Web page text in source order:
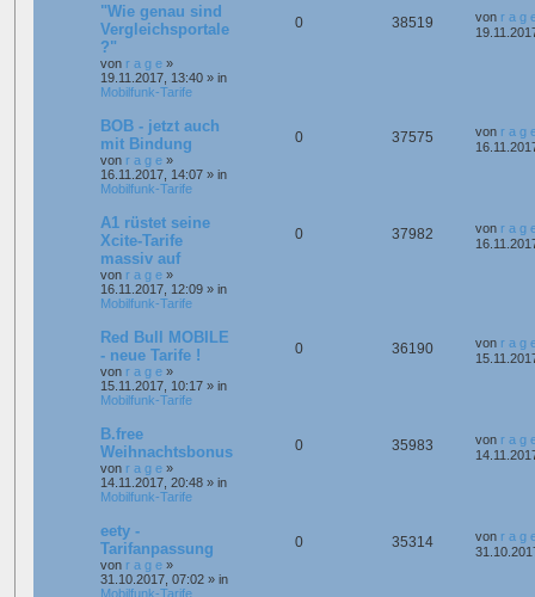
"Wie genau sind
Vergleichsportale
?"
von r a g e »
19.11.2017, 13:40 » in
Mobilfunk-Tarife
0 38519 von r a g
BOB - jetzt auch
mit Bindung
von r a g e »
16.11.2017, 14:07 » in
Mobilfunk-Tarife
0 37575 von r a g
A1 rüstet seine
Xcite-Tarife
massiv auf
von r a g e »
16.11.2017, 12:09 » in
Mobilfunk-Tarife
0 37982 von r a g
Red Bull MOBILE
- neue Tarife !
von r a g e »
15.11.2017, 10:17 » in
Mobilfunk-Tarife
0 36190 von r a g
B.free
Weihnachtsbonus
von r a g e »
14.11.2017, 20:48 » in
Mobilfunk-Tarife
0 35983 von r a g
eety -
Tarifanpassung
von r a g e »
31.10.2017, 07:02 » in
Mobilfunk-Tarife
0 35314 von r a g